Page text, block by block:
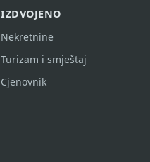
IZDVOJENO
Nekretnine
Turizam i smještaj
Cjenovnik